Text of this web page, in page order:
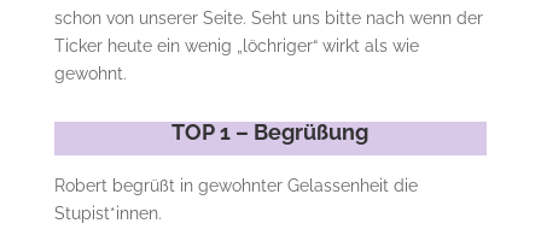
schon von unserer Seite. Seht uns bitte nach wenn der
Ticker heute ein wenig „löchriger“ wirkt als wie
gewohnt.
TOP 1 – Begrüßung
Robert begrüßt in gewohnter Gelassenheit die
Stupist*innen.